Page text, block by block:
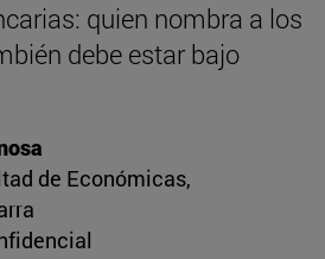
quien nombra a los
debe estar bajo
de Económicas,